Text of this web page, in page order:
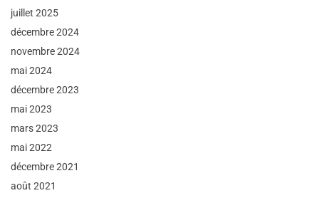
juillet 2025
décembre 2024
novembre 2024
mai 2024
décembre 2023
mai 2023
mars 2023
mai 2022
décembre 2021
août 2021